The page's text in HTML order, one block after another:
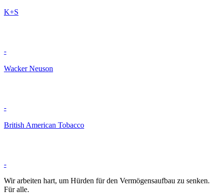
K+S
-
Wacker Neuson
-
British American Tobacco
-
Wir arbeiten hart, um Hürden für den Vermögensaufbau zu senken.
Für alle.